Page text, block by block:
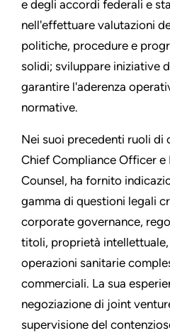
e degli accordi federali e
nell'effettuare valutazioni
politiche, procedure e
solidi; sviluppare iniziative
garantire l'aderenza
normative.
Nei suoi precedenti ruoli di
Chief Compliance Officer e
Counsel, ha fornito
gamma di questioni legali
corporate governance,
titoli, proprietà
operazioni sanitarie
commerciali. La sua
negoziazione di joint
supervisione del